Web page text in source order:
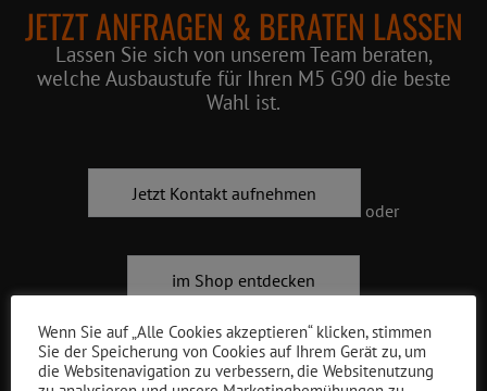
JETZT ANFRAGEN & BERATEN LASSEN
Lassen Sie sich von unserem Team beraten,
welche Ausbaustufe für Ihren M5 G90 die beste
Wahl ist.
Jetzt Kontakt aufnehmen
oder
im Shop entdecken
Wenn Sie auf „Alle Cookies akzeptieren“ klicken, stimmen
Sie der Speicherung von Cookies auf Ihrem Gerät zu, um
die Websitenavigation zu verbessern, die Websitenutzung